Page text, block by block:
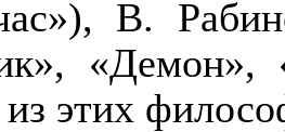
В.
«Демон»,
этих